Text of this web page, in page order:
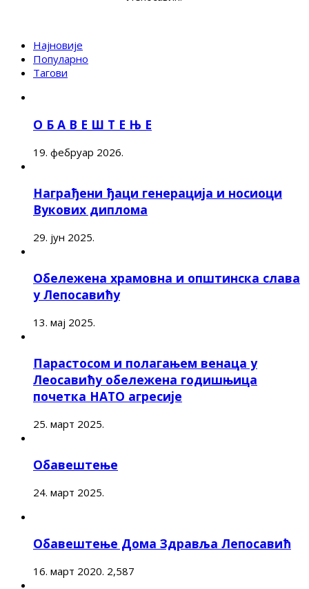
Најновије
Популарно
Тагови
О Б А В Е Ш Т Е Њ Е
19. фебруар 2026.
Награђени ђаци генерација и носиоци
Вукових диплома
29. јун 2025.
Обележена храмовна и општинска слава
у Лепосавићу
13. мај 2025.
Парастосом и полагањем венаца у
Леосавићу обележена годишњица
почетка НАТО агресије
25. март 2025.
Обавештење
24. март 2025.
Обавештење Дома Здравља Лепосавић
16. март 2020. 2,587